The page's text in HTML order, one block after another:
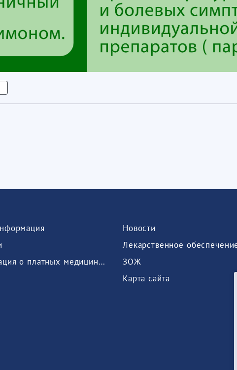
Информация о платных медицинских услугах, предоставляемых медицинской организацией
Новости
Лекарственное
ЗОЖ
Карта сайта